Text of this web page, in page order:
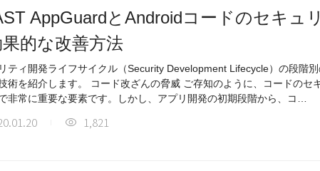
AppGuardとAndroidコードのセキュ
的な改善方法
ティ開発ライフサイクル（Security Development Lifecycle）の段階
術を紹介します。 コード改ざんの脅威 ご存知のように、コードのセ
非常に重要な要素です。しかし、アプリ開発の初期段階から、コ…
1,821